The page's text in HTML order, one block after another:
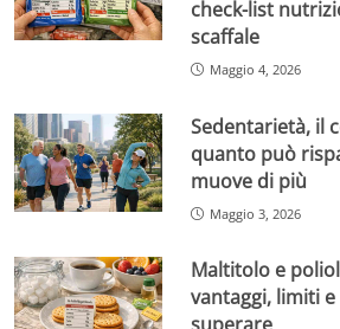
check-list
scaffale
Maggio 4, 2026
Sedentarietà, il
quanto può
muove di più
Maggio 3, 2026
Maltitolo e
vantaggi, limiti